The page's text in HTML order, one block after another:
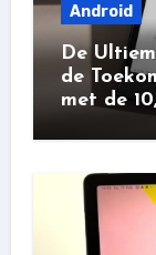
Android
De
de
met de